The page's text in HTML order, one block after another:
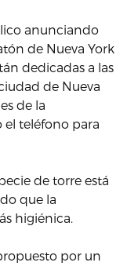
anunciando
de Nueva York
dedicadas a las
de Nueva
de la
teléfono para
de torre está
que la
higiénica.
por un